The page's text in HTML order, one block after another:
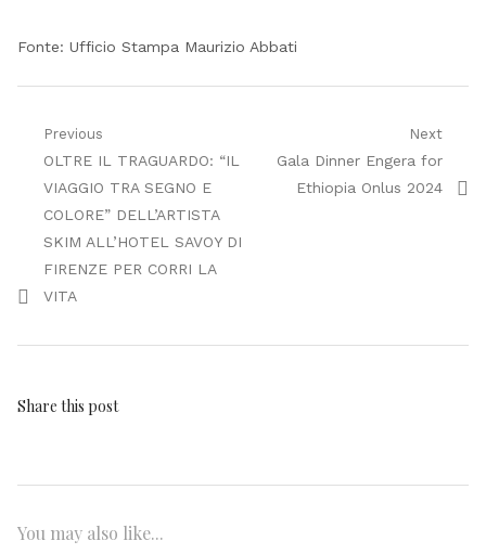
Fonte: Ufficio Stampa Maurizio Abbati
Navigazione
articoli
Previous
Previous
post:
OLTRE IL TRAGUARDO: “IL
VIAGGIO TRA SEGNO E
COLORE” DELL’ARTISTA
SKIM ALL’HOTEL SAVOY DI
FIRENZE PER CORRI LA
VITA
Next
Next
post:
Gala Dinner Engera for
Ethiopia Onlus 2024
Share this post
You may also like...